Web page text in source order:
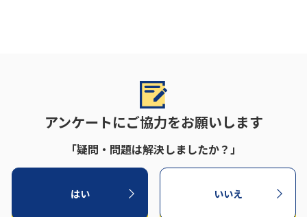
アンケートにご協力をお願いします
「疑問・問題は解決しましたか？」
はい いいえ